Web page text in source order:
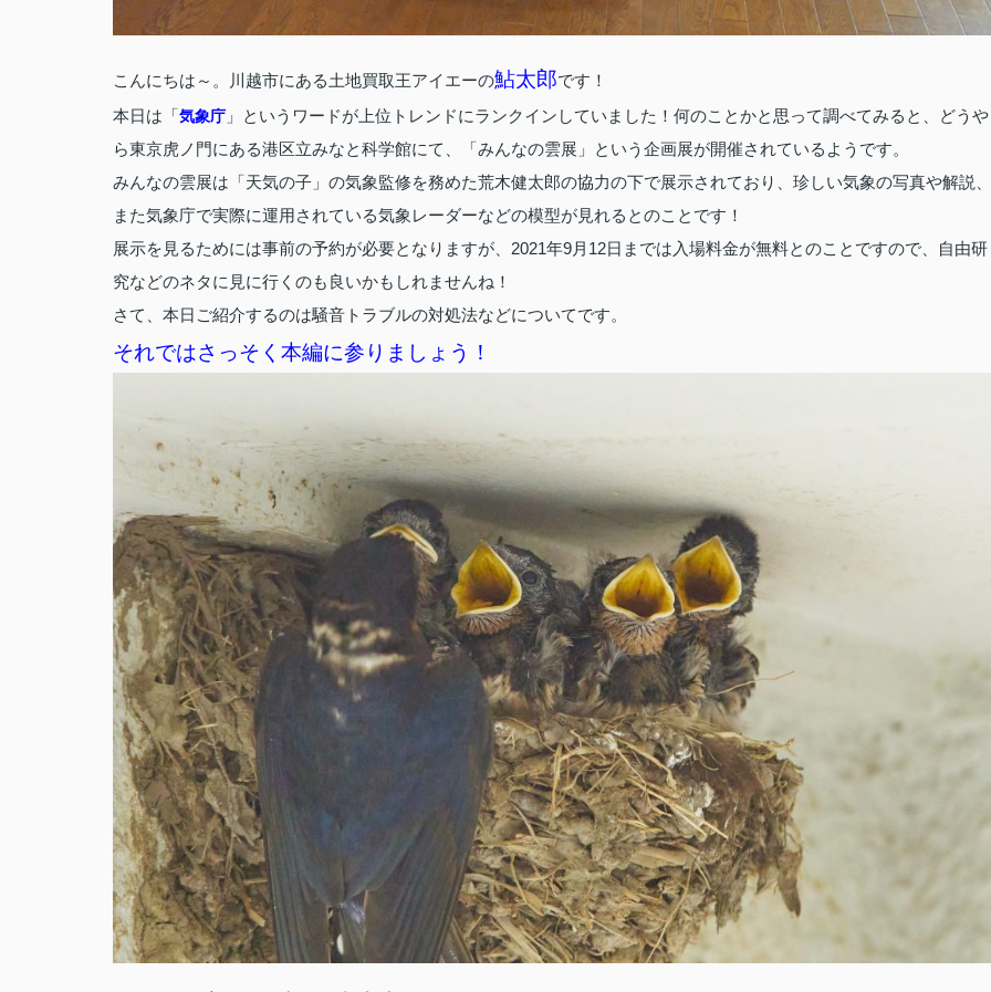
こんにちは～。川越市にある土地買取王アイエーの鮎太郎です！
本日は「気象庁 」というワードが上位トレンドにランクインしていました！何のことかと思って調べてみると、どうや
ら東京虎ノ門にある港区立みなと科学館にて、「みんなの雲展」という企画展が開催されているようです。
みんなの雲展は「天気の子」の気象監修を務めた荒木健太郎の協力の下で展示されており、珍しい気象の写真や解説、
また気象庁で実際に運用されている気象レーダーなどの模型が見れるとのことです！
展示を見るためには事前の予約が必要となりますが、2021年9月12日までは入場料金が無料とのことですので、自由研
究などのネタに見に行くのも良いかもしれませんね！
さて、本日ご紹介するのは騒音トラブルの対処法などについてです。
それではさっそく本編に参りましょう！